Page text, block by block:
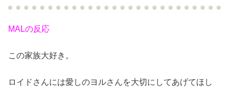
MALの反応
この家族大好き。
ロイドさんには愛しのヨルさんを大切にしてあげてほし